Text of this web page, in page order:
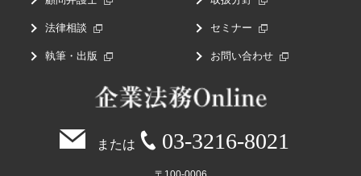
法律相談 セミナー
執筆・出版 お問い合わせ
または 03-3216-8021